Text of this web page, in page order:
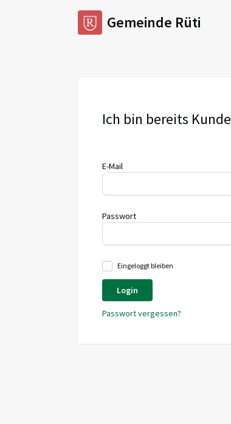
Gemeinde Rüti
Ich bin bereits Kunde
E-Mail
Passwort
Eingeloggt bleiben
Login
Passwort vergessen?